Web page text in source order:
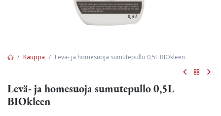
Kauppa Levä- ja homesuoja sumutepullo 0,5L BIOkleen
Levä- ja homesuoja sumutepullo 0,5L
BIOkleen